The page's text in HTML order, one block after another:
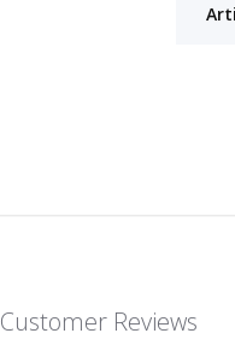
Customer Reviews